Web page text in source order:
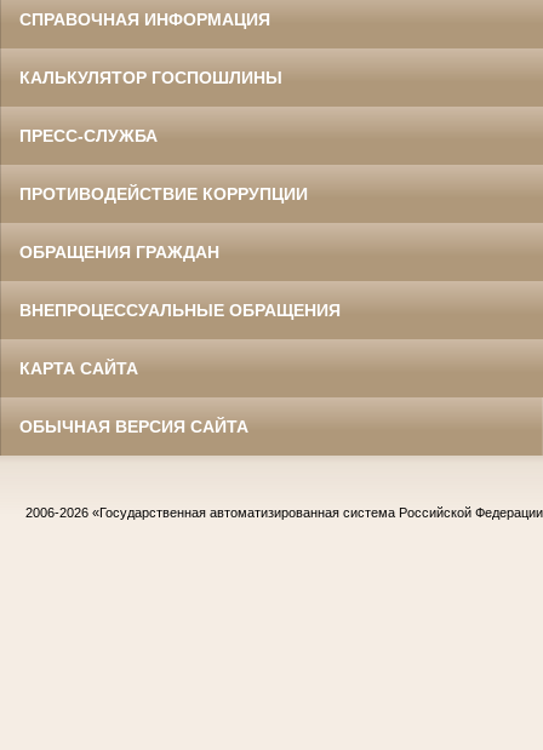
СПРАВОЧНАЯ ИНФОРМАЦИЯ
КАЛЬКУЛЯТОР ГОСПОШЛИНЫ
ПРЕСС-СЛУЖБА
ПРОТИВОДЕЙСТВИЕ КОРРУПЦИИ
ОБРАЩЕНИЯ ГРАЖДАН
ВНЕПРОЦЕССУАЛЬНЫЕ ОБРАЩЕНИЯ
КАРТА САЙТА
ОБЫЧНАЯ ВЕРСИЯ САЙТА
2006-2026 «Государственная автоматизированная система Российской